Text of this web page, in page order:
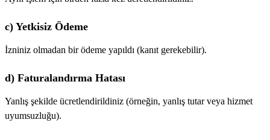
c) Yetkisiz Ödeme
İzniniz olmadan bir ödeme yapıldı (kanıt gerekebilir).
d) Faturalandırma Hatası
Yanlış şekilde ücretlendirildiniz (örneğin, yanlış tutar veya hizmet
uyumsuzluğu).